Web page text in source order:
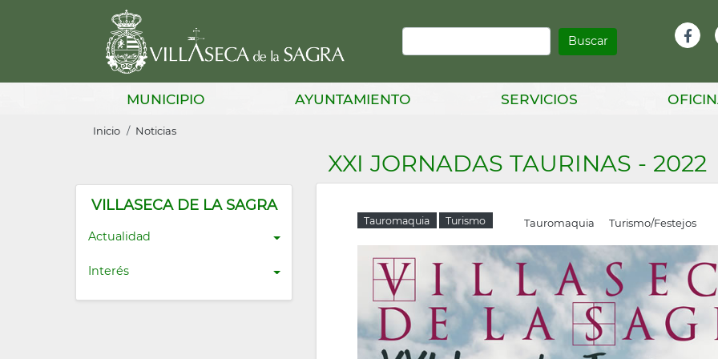
Buscar
MUNICIPIO AYUNTAMIENTO SERVICIOS
Sobrescribir
de
ayuda
a
la
Inicio Noticias
VILLASECA DE LA SAGRA
Actualidad
Interés
XXI JORNADAS TAURINAS - 2022
Tauromaquia Turismo Tauromaquia Turismo/Festejos